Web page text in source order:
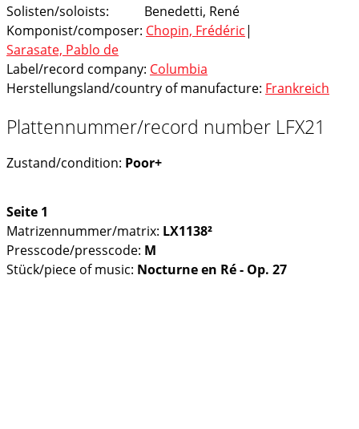
Solisten/soloists:
Benedetti, René
Komponist/composer: Chopin, Frédéric|
Sarasate, Pablo de
Label/record company: Columbia
Herstellungsland/country of manufacture: Frankreich
Plattennummer/record number LFX21
Zustand/condition: Poor+
Seite 1
Matrizennummer/matrix: LX1138²
Presscode/presscode: M
Stück/piece of music: Nocturne en Ré - Op. 27